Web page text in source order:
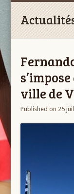
ville de
Published on 25